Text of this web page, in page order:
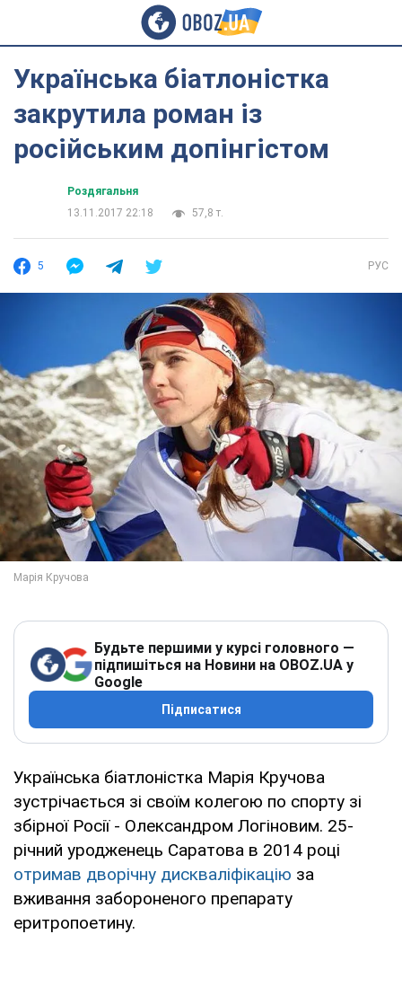
Українська біатлоністка
закрутила роман із
російським допінгістом
Роздягальня
13.11.2017 22:18
57,8 т.
5 РУС
Будьте першими у курсі головного —
підпишіться на Новини на OBOZ.UA у
Google
Підписатися
Українська біатлоністка Марія Кручова
зустрічається зі своїм колегою по спорту зі
збірної Росії - Олександром Логіновим. 25-
річний уродженець Саратова в 2014 році
отримав дворічну дискваліфікацію за
вживання забороненого препарату
еритропоетину.